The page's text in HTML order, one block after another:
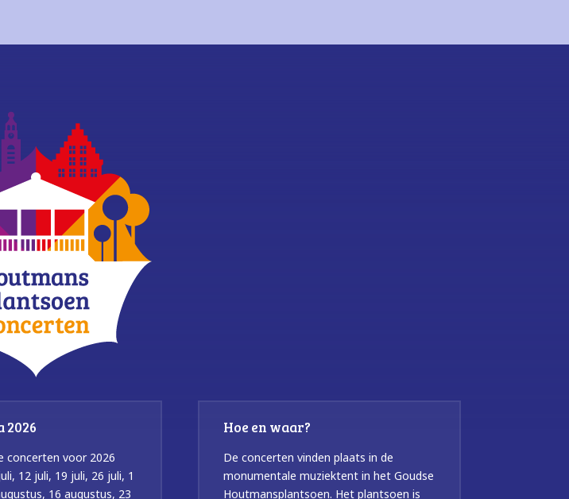
2026
concerten voor 2026
12 juli, 19 juli, 26 juli, 1
16 augustus, 23
Hoe en waar?
De concerten vinden plaats in de
monumentale muziektent in het Goudse
Houtmansplantsoen. Het plantsoen is